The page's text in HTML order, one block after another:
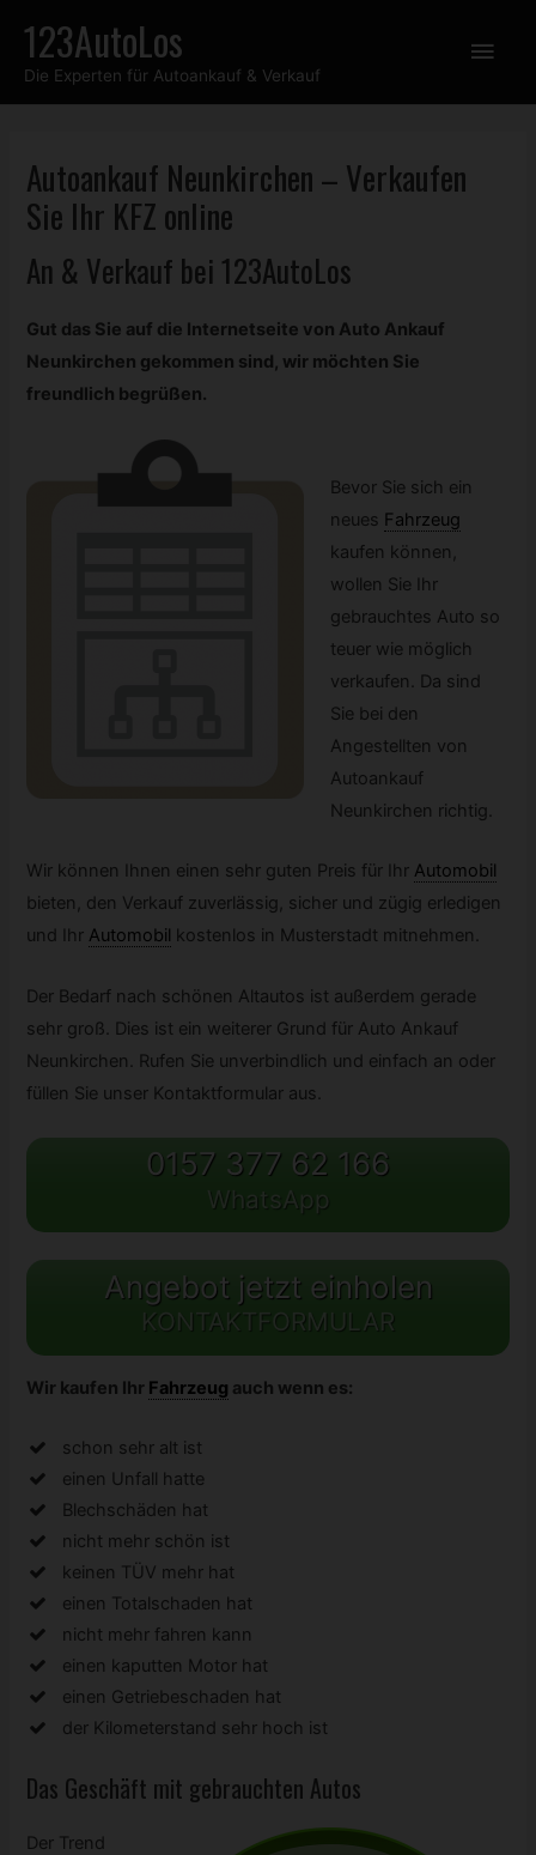
Inhalt
springen
123AutoLos
Die Experten für Autoankauf & Verkauf
Autoankauf Neunkirchen – Verkaufen
Sie Ihr KFZonline
An & Verkauf bei 123AutoLos
Gut das Sie auf die Internetseite von Auto Ankauf
Neunkirchen gekommen sind, wir möchten Sie
freundlich begrüßen.
Bevor Sie sich ein
neues Fahrzeug
kaufen können,
wollen Sie Ihr
gebrauchtes Auto so
teuer wie möglich
verkaufen. Da sind
Sie bei den
Angestellten von
Autoankauf
Neunkirchen richtig.
Wir können Ihnen einen sehr guten Preis für Ihr Automobil
bieten, den Verkauf zuverlässig, sicher und zügig erledigen
und Ihr Automobil kostenlos in Musterstadt mitnehmen.
Der Bedarf nach schönen Altautos ist außerdem gerade
sehr groß. Dies ist ein weiterer Grund für Auto Ankauf
Neunkirchen. Rufen Sie unverbindlich und einfach an oder
füllen Sie unser Kontaktformular aus.
0157 377 62 166
WhatsApp
Angebot jetzt einholen
KONTAKTFORMULAR
Wir kaufen Ihr Fahrzeug auch wenn es:
schon sehr alt ist
einen Unfall hatte
Blechschäden hat
nicht mehr schön ist
keinen TÜV mehr hat
einen Totalschaden hat
nicht mehr fahren kann
einen kaputten Motor hat
einen Getriebeschaden hat
der Kilometerstand sehr hoch ist
Das Geschäft mit gebrauchten Autos
Der Trend